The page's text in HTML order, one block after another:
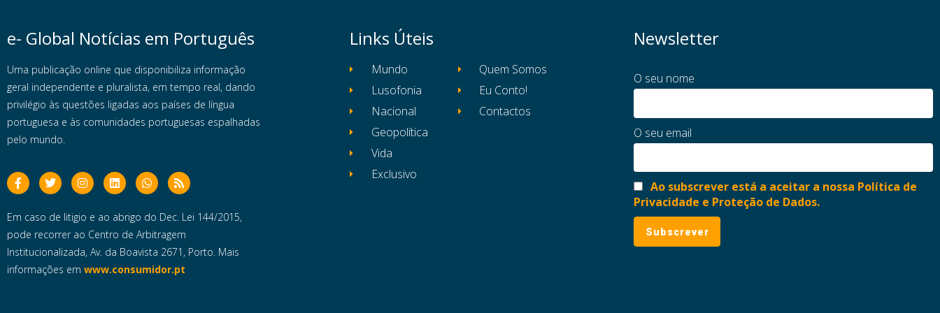
e- Global Notícias em Português
Uma publicação online que disponibiliza informação
geral independente e pluralista, em tempo real, dando
privilégio às questões ligadas aos países de língua
portuguesa e às comunidades portuguesas espalhadas
pelo mundo.
Em caso de litigio e ao abrigo do Dec. Lei 144/2015,
pode recorrer ao Centro de Arbitragem
Institucionalizada, Av. da Boavista 2671, Porto. Mais
informações em www.consumidor.pt
Links Úteis
Mundo
Lusofonia
Nacional
Geopolítica
Vida
Exclusivo
Quem Somos
Eu Conto!
Contactos
Newsletter
O seu nome
O seu email
Ao subscrever está a aceitar a nossa Política de
Privacidade e Proteção de Dados.